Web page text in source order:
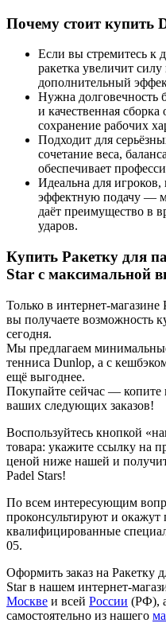
Почему стоит купить
Если вы стремитесь к
ракетка увеличит
дополнительный
Нужна долговечность
и качественная
сохранение рабочих
Подходит для
сочетание веса,
обеспечивает
Идеальна для игроков,
эффектную подачу —
даёт преимущество в
ударов.
Купить Ракетку для
Star с максимальной
Только в интернет-магазине
вы получаете возможность
сегодня.
Мы предлагаем
тенниса Dunlop, а с
ещё выгоднее.
Покупайте сейчас — копите
ваших следующих заказов!
Воспользуйтесь кнопкой
товара: укажите ссылку на
ценой ниже нашей и
Padel Stars!
По всем интересующим
проконсультируют и
квалифицированные
05.
Оформить заказ на Ракетку
Star в нашем интернет-
Москве и всей России (РФ),
самостоятельно из нашего